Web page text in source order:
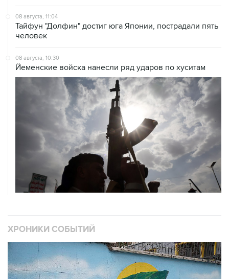
08 августа, 11:04
Тайфун "Долфин" достиг юга Японии, пострадали пять
человек
08 августа, 10:30
Йеменские войска нанесли ряд ударов по хуситам
ХРОНИКИ СОБЫТИЙ